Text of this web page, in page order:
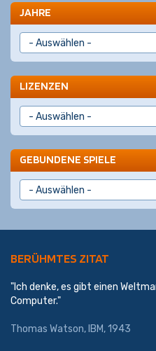
JAHRE
LIZENZEN
GEBUNDENE SPIELE
BERÜHMTES ZITAT
"Ich denke, es gibt einen
Computer."
Thomas Watson, IBM, 1943